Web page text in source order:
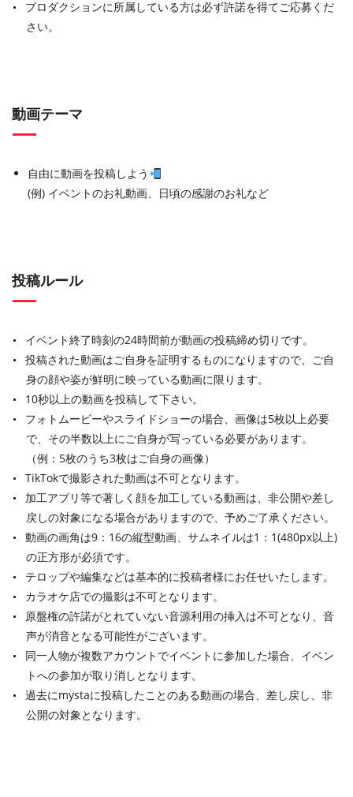
プロダクションに所属している方は必ず許諾を得てご応募くだ
さい。
動画テーマ
自由に動画を投稿しよう
(例) イベントのお礼動画、日頃の感謝のお礼など
投稿ルール
イベント終了時刻の24時間前が動画の投稿締め切りです。
投稿された動画はご自身を証明するものになりますので、ご自
身の顔や姿が鮮明に映っている動画に限ります。
10秒以上の動画を投稿して下さい。
フォトムービーやスライドショーの場合、画像は5枚以上必要
で、その半数以上にご自身が写っている必要があります。
（例：5枚のうち3枚はご自身の画像）
TikTokで撮影された動画は不可となります。
加工アプリ等で著しく顔を加工している動画は、非公開や差し
戻しの対象になる場合がありますので、予めご了承ください。
動画の画角は9：16の縦型動画、サムネイルは1：1(480px以上)
の正方形が必須です。
テロップや編集などは基本的に投稿者様にお任せいたします。
カラオケ店での撮影は不可となります。
原盤権の許諾がとれていない音源利用の挿入は不可となり、音
声が消音となる可能性がございます。
同一人物が複数アカウントでイベントに参加した場合、イベン
トへの参加が取り消しとなります。
過去にmystaに投稿したことのある動画の場合、差し戻し、非
公開の対象となります。